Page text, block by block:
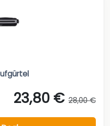
23,80 € 28,00 €